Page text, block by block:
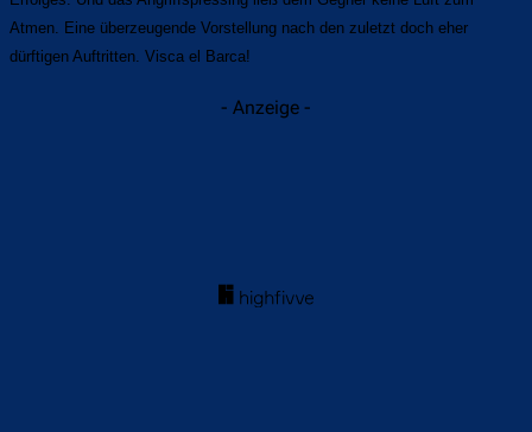
Atmen. Eine überzeugende Vorstellung nach den zuletzt doch eher
dürftigen Auftritten. Visca el Barca!
- Anzeige -